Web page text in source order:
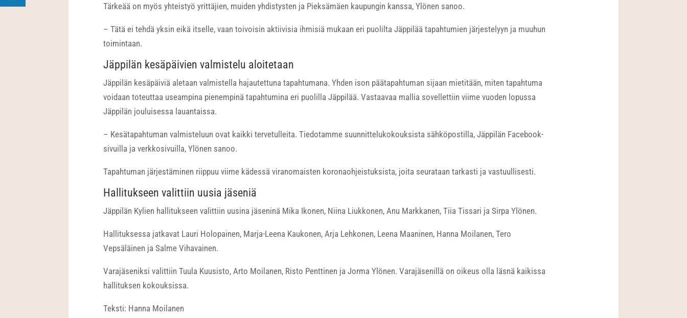
Tärkeää on myös yhteistyö yrittäjien, muiden yhdistysten ja Pieksämäen kaupungin kanssa, Ylönen sanoo.
– Tätä ei tehdä yksin eikä itselle, vaan toivoisin aktiivisia ihmisiä mukaan eri puolilta Jäppilää tapahtumien järjestelyyn ja muuhun
toimintaan.
Jäppilän kesäpäivien valmistelu aloitetaan
Jäppilän kesäpäiviä aletaan valmistella hajautettuna tapahtumana. Yhden ison päätapahtuman sijaan mietitään, miten tapahtuma
voidaan toteuttaa useampina pienempinä tapahtumina eri puolilla Jäppilää. Vastaavaa mallia sovellettiin viime vuoden lopussa
Jäppilän jouluisessa lauantaissa.
– Kesätapahtuman valmisteluun ovat kaikki tervetulleita. Tiedotamme suunnittelukokouksista sähköpostilla, Jäppilän Facebook-
sivuilla ja verkkosivuilla, Ylönen sanoo.
Tapahtuman järjestäminen riippuu viime kädessä viranomaisten koronaohjeistuksista, joita seurataan tarkasti ja vastuullisesti.
Hallitukseen valittiin uusia jäseniä
Jäppilän Kylien hallitukseen valittiin uusina jäseninä Mika Ikonen, Niina Liukkonen, Anu Markkanen, Tiia Tissari ja Sirpa Ylönen.
Hallituksessa jatkavat Lauri Holopainen, Marja-Leena Kaukonen, Arja Lehkonen, Leena Maaninen, Hanna Moilanen, Tero
Vepsäläinen ja Salme Vihavainen.
Varajäseniksi valittiin Tuula Kuusisto, Arto Moilanen, Risto Penttinen ja Jorma Ylönen. Varajäsenillä on oikeus olla läsnä kaikissa
hallituksen kokouksissa.
Teksti: Hanna Moilanen